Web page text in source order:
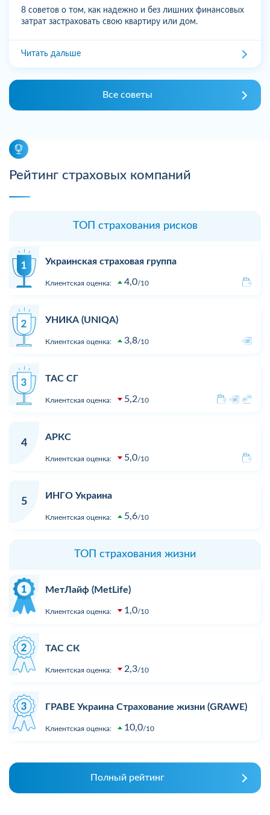
8 советов о том, как надежно и без лишних финансовых
затрат застраховать свою квартиру или дом.
Читать дальше
Все советы
Рейтинг страховых компаний
ТОП страхования рисков
Украинская страховая группа
Клиентская оценка: 4,0 10
УНИКА (UNIQA)
Клиентская оценка: 3,8 10
ТАС СГ
Клиентская оценка: 5,2 10
4
АРКС
Клиентская оценка: 5,0 10
5
ИНГО Украина
Клиентская оценка: 5,6 10
ТОП страхования жизни
МетЛайф (MetLife)
Клиентская оценка: 1,0 10
ТАС СК
Клиентская оценка: 2,3 10
ГРАВЕ Украина Страхование жизни (GRAWE)
Клиентская оценка: 10,0 10
Полный рейтинг